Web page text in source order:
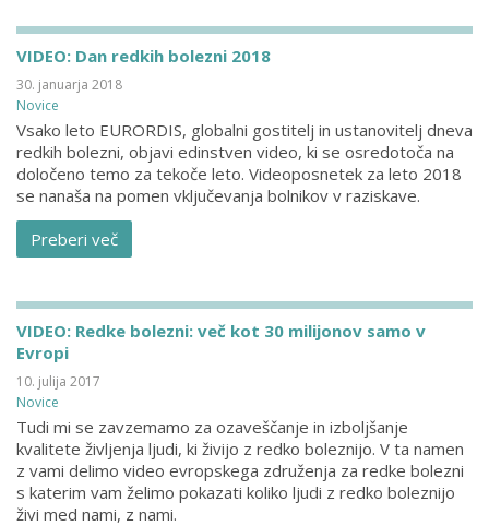
VIDEO: Dan redkih bolezni 2018
30. januarja 2018
Novice
Vsako leto EURORDIS, globalni gostitelj in ustanovitelj dneva
redkih bolezni, objavi edinstven video, ki se osredotoča na
določeno temo za tekoče leto. Videoposnetek za leto 2018
se nanaša na pomen vključevanja bolnikov v raziskave.
Preberi več
VIDEO: Redke bolezni: več kot 30 milijonov samo v
Evropi
10. julija 2017
Novice
Tudi mi se zavzemamo za ozaveščanje in izboljšanje
kvalitete življenja ljudi, ki živijo z redko boleznijo. V ta namen
z vami delimo video evropskega združenja za redke bolezni
s katerim vam želimo pokazati koliko ljudi z redko boleznijo
živi med nami, z nami.